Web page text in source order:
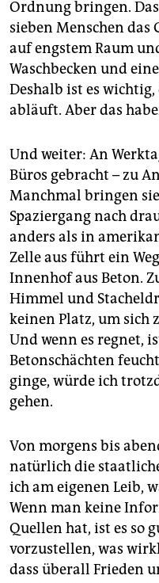
Ordnung bringen.
sieben Menschen das
auf engstem Raum
Waschbecken und
Deshalb ist es
abläuft. Aber das
Und weiter: An
Büros gebracht – zu
Manchmal bringen
Spaziergang nach
anders als in
Zelle aus führt ein
Innenhof aus Beton.
Himmel und
keinen Platz, um sich
Und wenn es regnet,
Betonschächten
ginge, würde ich
gehen.
Von morgens bis
natürlich die
ich am eigenen Leib,
Wenn man keine
Quellen hat, ist es so
vorzustellen, was
dass überall Frieden